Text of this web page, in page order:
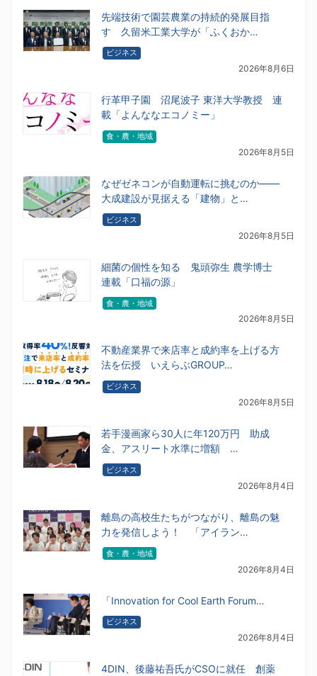
先端技術で園芸農業の持続的発展目指
す 久留米工業大学が「ふくおか…
ビジネス
2026年8月6日
行革甲子園 沼尾波子 東洋大学教授 連
載「よんななエコノミー」
食・農・地域
2026年8月5日
なぜゼネコンが自動運転に挑むのか――
大成建設が見据える「建物」と…
ビジネス
2026年8月5日
細菌の個性を知る 鬼頭弥生 農学博士
連載「口福の源」
食・農・地域
2026年8月5日
不動産業界で来店率と成約率を上げる方
法を伝授 いえらぶGROUP…
ビジネス
2026年8月5日
若手漫画家ら30人に年120万円 助成
金、アスリート水準に増額 …
ビジネス
2026年8月4日
離島の高校生たちがつながり、離島の魅
力を発信しよう！ 「アイラン…
食・農・地域
2026年8月4日
「Innovation for Cool Earth Forum…
ビジネス
2026年8月4日
4DIN、後藤祐吾氏がCSOに就任 創薬